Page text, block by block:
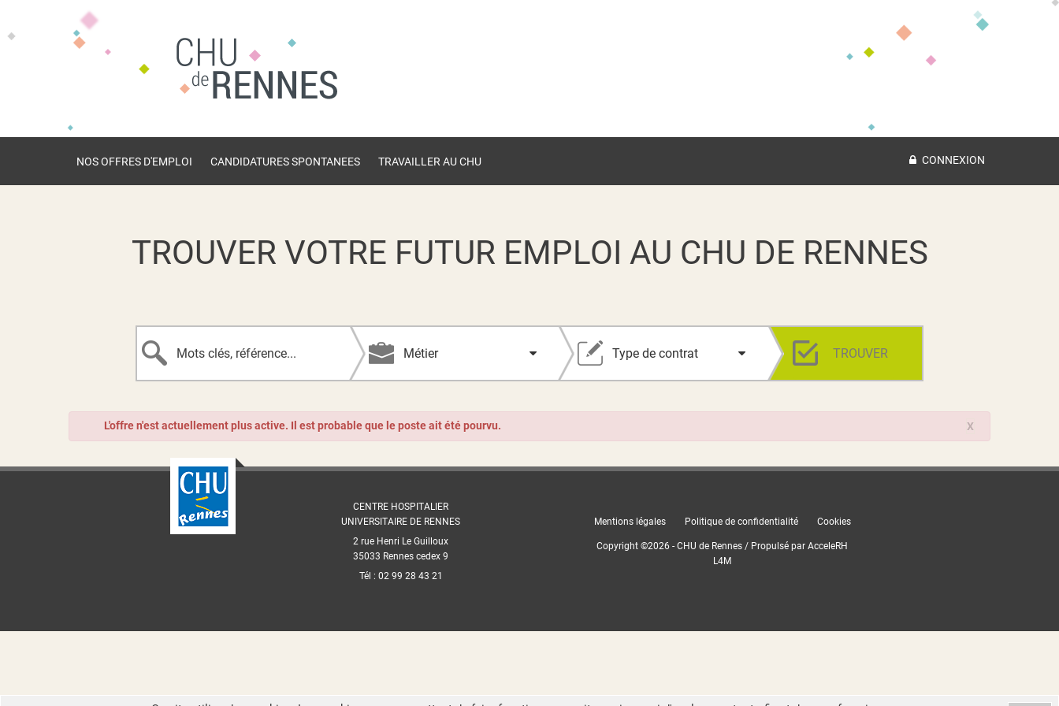
NOS OFFRES D'EMPLOI CANDIDATURES SPONTANEES TRAVAILLER AU CHU CONNEXION
TROUVER VOTRE FUTUR EMPLOI AU CHU DE RENNES
Métier Type de contrat TROUVER
X
L'offre n'est actuellement plus active. Il est probable que le poste ait été pourvu.
CENTRE HOSPITALIER
UNIVERSITAIRE DE RENNES
2 rue Henri Le Guilloux
35033 Rennes cedex 9
Tél : 02 99 28 43 21
Mentions légales Politique de confidentialité Cookies
Copyright ©2026 - CHU de Rennes / Propulsé parAcceleRH
L4M